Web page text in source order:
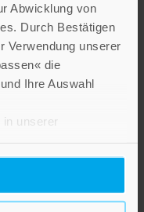
Abwicklung von
Durch Bestätigen
Verwendung unserer
die
Ihre Auswahl
unserer